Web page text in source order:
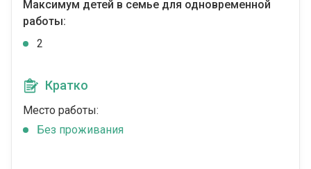
Максимум детей в семье для одновременной
работы:
2
Кратко
Место работы:
Без проживания